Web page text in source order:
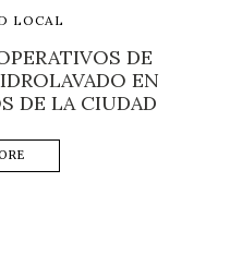
LOCAL
DE
EN
DE LA CIUDAD